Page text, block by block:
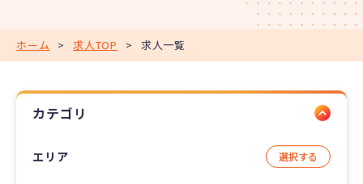
ホーム > 求人TOP > 求人一覧
カテゴリ
エリア 選択する